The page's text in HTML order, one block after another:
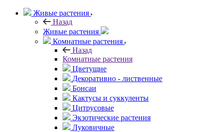
Живые растения
Назад
Живые растения
Комнатные растения
Назад
Комнатные растения
Цветущие
Декоративно - лиственные
Бонсаи
Кактусы и суккуленты
Цитрусовые
Экзотические растения
Луковичные